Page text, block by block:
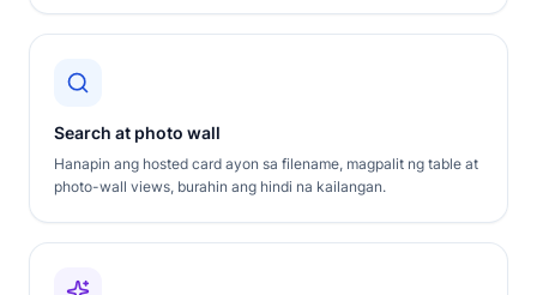
Search at photo wall
Hanapin ang hosted card ayon sa filename, magpalit ng table at
photo-wall views, burahin ang hindi na kailangan.